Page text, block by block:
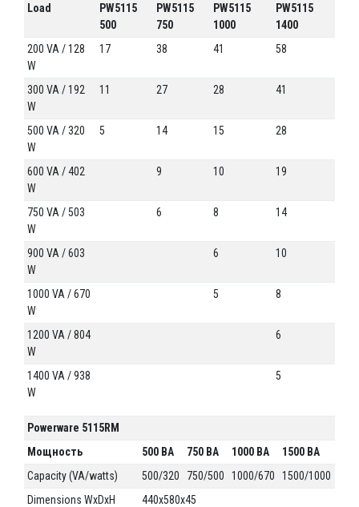
Load
PW5115
500
PW5115
750
PW5115
1000
PW5115
1400
200 VA / 128
W
17 38 41 58
300 VA / 192
W
11 27 28 41
500 VA / 320
W
5 14 15 28
600 VA / 402
W
9 10 19
750 VA / 503
W
6 8 14
900 VA / 603
W
6 10
1000 VA / 670
W
5 8
1200 VA / 804
W
6
1400 VA / 938
W
5
Powerware 5115RM
Мощность
500 ВА 750 ВА 1000 ВА
1500 ВА
Capacity (VA/watts)
500/320 750/500 1000/670
1500/1000
Dimensions WxDxH
440x580x45